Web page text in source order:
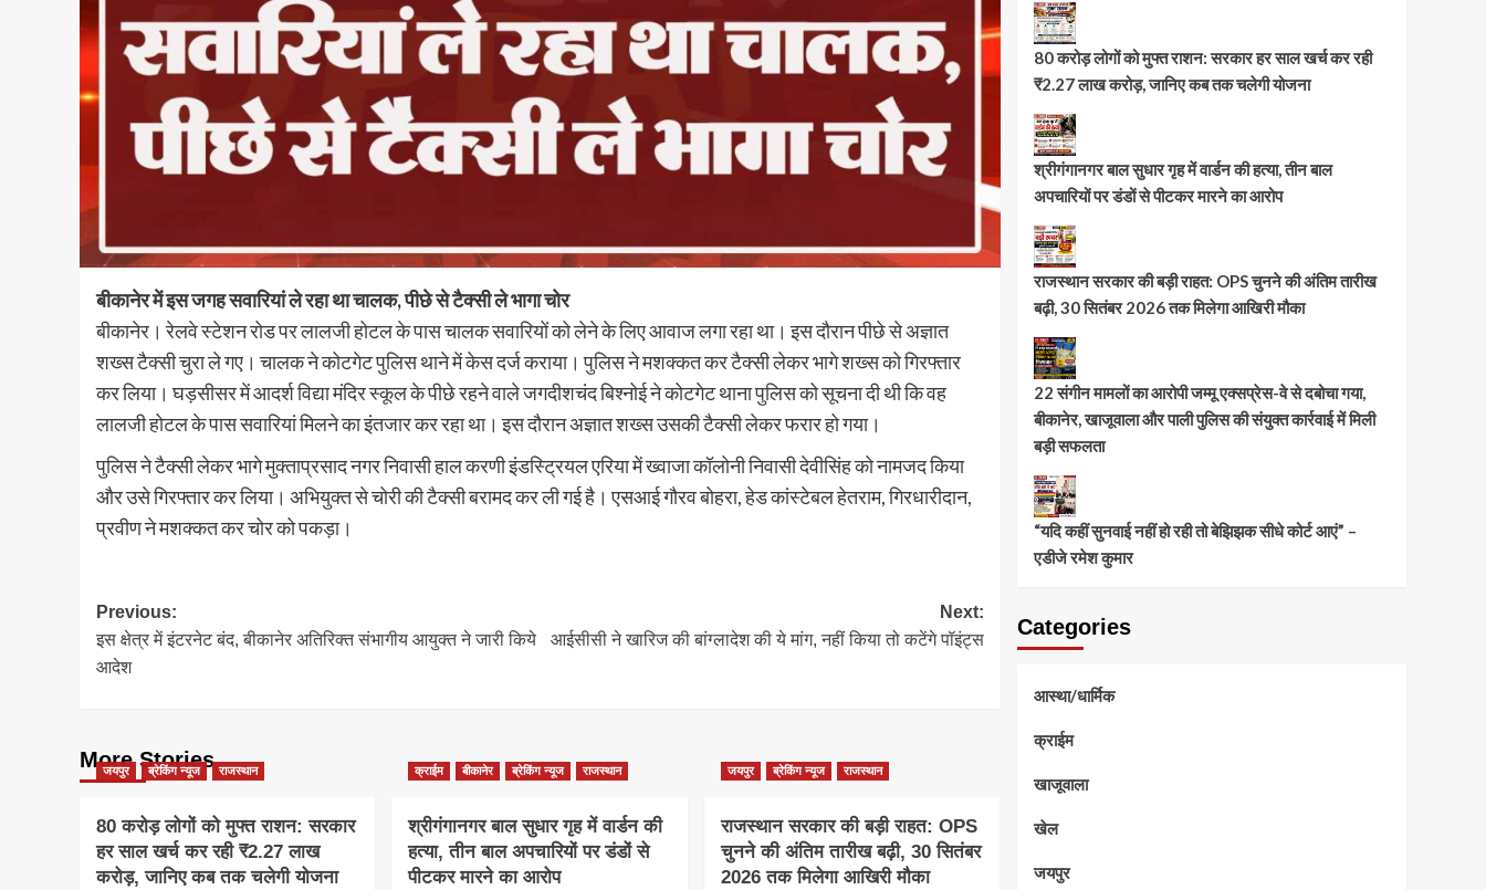
बीकानेर में इस जगह सवारियां ले रहा था चालक, पीछे से टैक्सी ले भागा चोर
बीकानेर। रेलवे स्टेशन रोड पर लालजी होटल के पास चालक सवारियों को लेने के लिए आवाज लगा रहा था। इस दौरान पीछे से अज्ञात
शख्स टैक्सी चुरा ले गए। चालक ने कोटगेट पुलिस थाने में केस दर्ज कराया। पुलिस ने मशक्कत कर टैक्सी लेकर भागे शख्स को गिरफ्तार
कर लिया। घड़सीसर में आदर्श विद्या मंदिर स्कूल के पीछे रहने वाले जगदीशचंद बिश्नोई ने कोटगेट थाना पुलिस को सूचना दी थी कि वह
लालजी होटल के पास सवारियां मिलने का इंतजार कर रहा था। इस दौरान अज्ञात शख्स उसकी टैक्सी लेकर फरार हो गया।
पुलिस ने टैक्सी लेकर भागे मुक्ताप्रसाद नगर निवासी हाल करणी इंडस्ट्रियल एरिया में ख्वाजा कॉलोनी निवासी देवीसिंह को नामजद किया
और उसे गिरफ्तार कर लिया। अभियुक्त से चोरी की टैक्सी बरामद कर ली गई है। एसआई गौरव बोहरा, हेड कांस्टेबल हेतराम, गिरधारीदान,
प्रवीण ने मशक्कत कर चोर को पकड़ा।
Post
navigation
Previous:
इस क्षेत्र में इंटरनेट बंद, बीकानेर अतिरिक्त संभागीय आयुक्त ने जारी किये
आदेश
Next:
आईसीसी ने खारिज की बांग्लादेश की ये मांग, नहीं किया तो कटेंगे पॉइंट्स
More Stories
जयपुर ब्रेकिंग न्यूज राजस्थान
80 करोड़ लोगों को मुफ्त राशन: सरकार
हर साल खर्च कर रही ₹2.27 लाख
करोड़, जानिए कब तक चलेगी योजना
क्राईम बीकानेर ब्रेकिंग न्यूज राजस्थान
श्रीगंगानगर बाल सुधार गृह में वार्डन की
हत्या, तीन बाल अपचारियों पर डंडों से
पीटकर मारने का आरोप
जयपुर ब्रेकिंग न्यूज राजस्थान
राजस्थान सरकार की बड़ी राहत: OPS
चुनने की अंतिम तारीख बढ़ी, 30 सितंबर
2026 तक मिलेगा आखिरी मौका
80 करोड़ लोगों को मुफ्त राशन: सरकार हर साल खर्च कर रही
₹2.27 लाख करोड़, जानिए कब तक चलेगी योजना
श्रीगंगानगर बाल सुधार गृह में वार्डन की हत्या, तीन बाल
अपचारियों पर डंडों से पीटकर मारने का आरोप
राजस्थान सरकार की बड़ी राहत: OPS चुनने की अंतिम तारीख
बढ़ी, 30 सितंबर 2026 तक मिलेगा आखिरी मौका
22 संगीन मामलों का आरोपी जम्मू एक्सप्रेस-वे से दबोचा गया,
बीकानेर, खाजूवाला और पाली पुलिस की संयुक्त कार्रवाई में मिली
बड़ी सफलता
“यदि कहीं सुनवाई नहीं हो रही तो बेझिझक सीधे कोर्ट आएं” –
एडीजे रमेश कुमार
Categories
आस्था/धार्मिक
क्राईम
खाजूवाला
खेल
जयपुर